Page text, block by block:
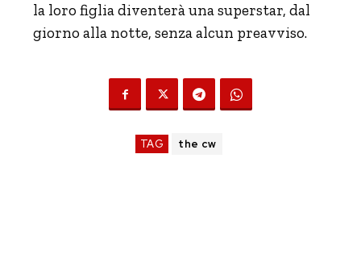
la loro figlia diventerà una superstar, dal
giorno alla notte, senza alcun preavviso.
TAG the cw